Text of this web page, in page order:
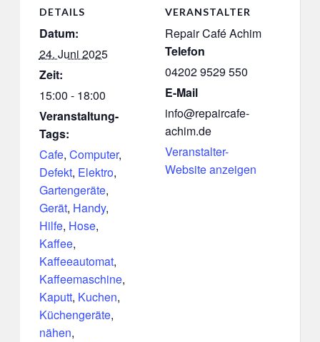
DETAILS
Datum:
24. Juni 2025
Zeit:
15:00 - 18:00
Veranstaltung-
Tags:
Cafe, Computer,
Defekt, Elektro,
Gartengeräte,
Gerät, Handy,
Hilfe, Hose,
Kaffee,
Kaffeeautomat,
Kaffeemaschine,
Kaputt, Kuchen,
Küchengeräte,
nähen,
VERANSTALTER
Repair Café Achim
Telefon
04202 9529 550
E-Mail
info@repaircafe-
achim.de
Veranstalter-
Website anzeigen